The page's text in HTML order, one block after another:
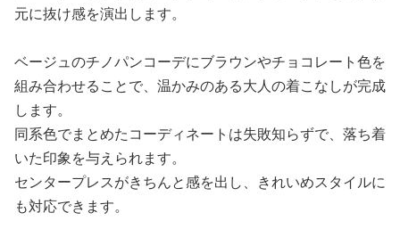
元に抜け感を演出します。
ベージュのチノパンコーデにブラウンやチョコレート色を
組み合わせることで、温かみのある大人の着こなしが完成
します。
同系色でまとめたコーディネートは失敗知らずで、落ち着
いた印象を与えられます。
センタープレスがきちんと感を出し、きれいめスタイルに
も対応できます。